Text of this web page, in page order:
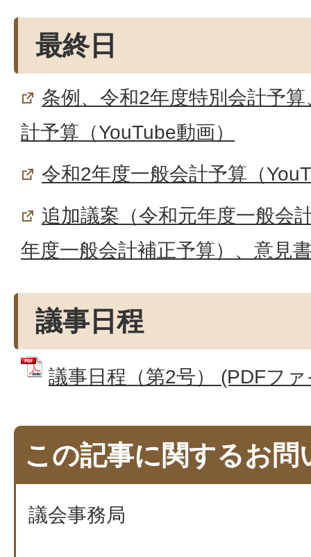
最終日
条例、令和2年度特別会計予
計予算（YouTube動画）
令和2年度一般会計予算（
追加議案（令和元年度一般会
年度一般会計補正予算）、意見
議事日程
議事日程（第2号） (PDFフ
この記事に関するお問
議会事務局